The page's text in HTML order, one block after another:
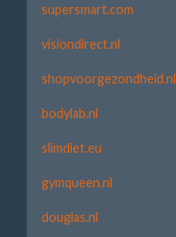
supersmart.com
visiondirect.nl
shopvoorgezondheid.nl
bodylab.nl
slimdiet.eu
gymqueen.nl
douglas.nl